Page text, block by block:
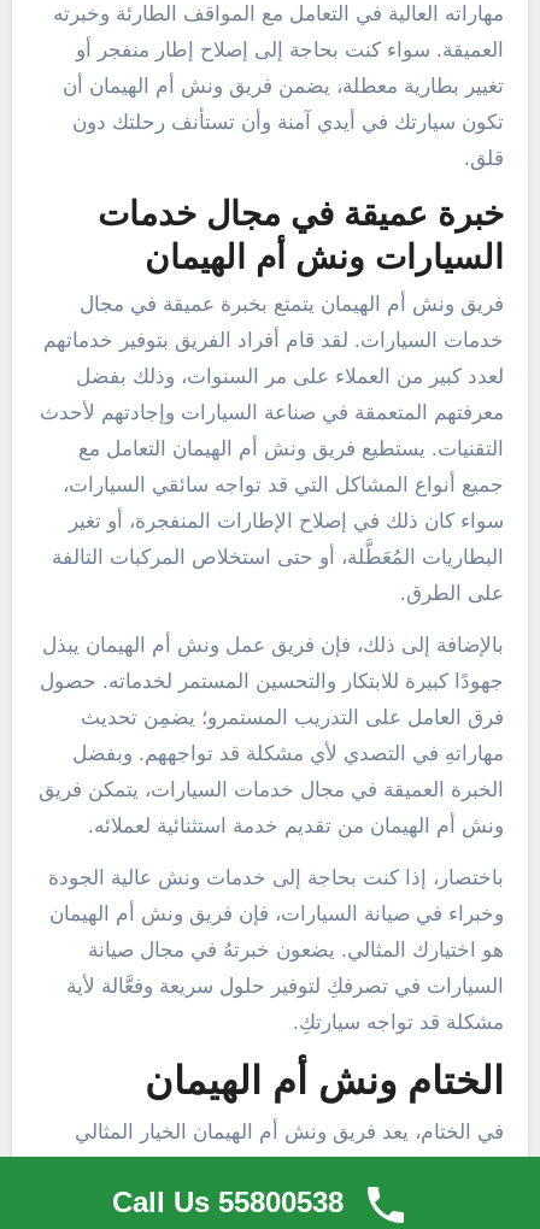
مهاراته العالية في التعامل مع المواقف الطارئة وخبرته
العميقة. سواء كنت بحاجة إلى إصلاح إطار منفجر أو
تغيير بطارية معطلة، يضمن فريق ونش أم الهيمان أن
تكون سيارتك في أيدي آمنة وأن تستأنف رحلتك دون
قلق.
خبرة عميقة في مجال خدمات
السيارات ونش أم الهيمان
فريق ونش أم الهيمان يتمتع بخبرة عميقة في مجال
خدمات السيارات. لقد قام أفراد الفريق بتوفير خدماتهم
لعدد كبير من العملاء على مر السنوات، وذلك بفضل
معرفتهم المتعمقة في صناعة السيارات وإجادتهم لأحدث
التقنيات. يستطيع فريق ونش أم الهيمان التعامل مع
جميع أنواع المشاكل التي قد تواجه سائقي السيارات،
سواء كان ذلك في إصلاح الإطارات المنفجرة، أو تغير
البطاريات المُعَطَّلة، أو حتى استخلاص المركبات التالفة
على الطرق.
بالإضافة إلى ذلك، فإن فريق عمل ونش أم الهيمان يبذل
جهودًا كبيرة للابتكار والتحسين المستمر لخدماته. حصول
فرق العامل على التدريب المستمرو؛ يضمِن تحديث
مهاراتهِ في التصدي لأي مشكلة قد تواجههم. وبفضل
الخبرة العميقة في مجال خدمات السيارات، يتمكن فريق
ونش أم الهيمان من تقديم خدمة استثنائية لعملائه.
باختصار، إذا كنت بحاجة إلى خدمات ونش عالية الجودة
وخبراء في صيانة السيارات، فإن فريق ونش أم الهيمان
هو اختيارك المثالي. يضعون خبرتهُ في مجال صيانة
السيارات في تصرفكِ لتوفير حلول سريعة وفعَّالة لأية
مشكلة قد تواجه سيارتكِ.
الختام ونش أم الهيمان
في الختام، يعد فريق ونش أم الهيمان الخيار المثالي
صيانة السيارات. بفضل مواصفاته المتميزة وجودته
Call Us 55800538